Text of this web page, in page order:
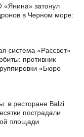
«Янина» затонул
в Черном море:
система «Рассвет»
противник
«Бюро
в ресторане Balzi
пострадали
площади